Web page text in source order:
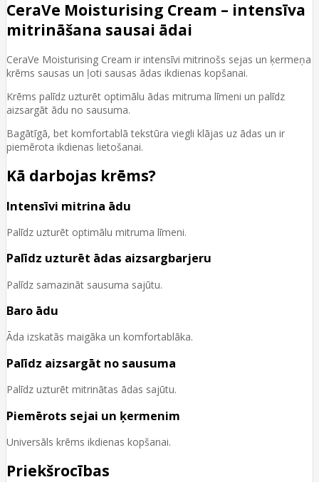
CeraVe Moisturising Cream – intensīva
mitrināšana sausai ādai
CeraVe Moisturising Cream ir intensīvi mitrinošs sejas un ķermeņa
krēms sausas un ļoti sausas ādas ikdienas kopšanai.
Krēms palīdz uzturēt optimālu ādas mitruma līmeni un palīdz
aizsargāt ādu no sausuma.
Bagātīgā, bet komfortablā tekstūra viegli klājas uz ādas un ir
piemērota ikdienas lietošanai.
Kā darbojas krēms?
Intensīvi mitrina ādu
Palīdz uzturēt optimālu mitruma līmeni.
Palīdz uzturēt ādas aizsargbarjeru
Palīdz samazināt sausuma sajūtu.
Baro ādu
Āda izskatās maigāka un komfortablāka.
Palīdz aizsargāt no sausuma
Palīdz uzturēt mitrinātas ādas sajūtu.
Piemērots sejai un ķermenim
Universāls krēms ikdienas kopšanai.
Priekšrocības